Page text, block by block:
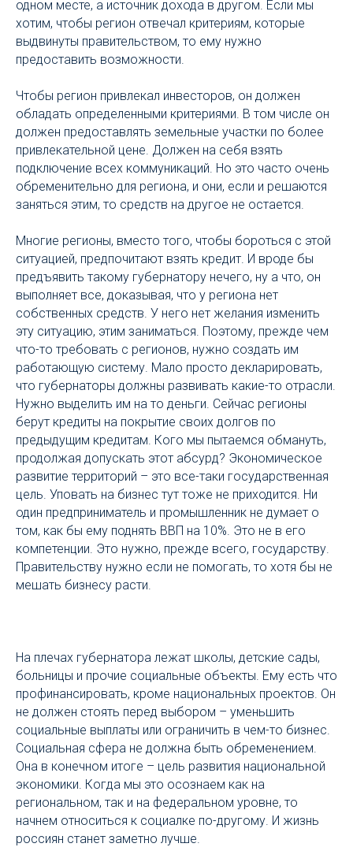
одном месте, а источник дохода в другом. Если мы
хотим, чтобы регион отвечал критериям, которые
выдвинуты правительством, то ему нужно
предоставить возможности.
Чтобы регион привлекал инвесторов, он должен
обладать определенными критериями. В том числе он
должен предоставлять земельные участки по более
привлекательной цене. Должен на себя взять
подключение всех коммуникаций. Но это часто очень
обременительно для региона, и они, если и решаются
заняться этим, то средств на другое не остается.
Многие регионы, вместо того, чтобы бороться с этой
ситуацией, предпочитают взять кредит. И вроде бы
предъявить такому губернатору нечего, ну а что, он
выполняет все, доказывая, что у региона нет
собственных средств. У него нет желания изменить
эту ситуацию, этим заниматься. Поэтому, прежде чем
что-то требовать с регионов, нужно создать им
работающую систему. Мало просто декларировать,
что губернаторы должны развивать какие-то отрасли.
Нужно выделить им на то деньги. Сейчас регионы
берут кредиты на покрытие своих долгов по
предыдущим кредитам. Кого мы пытаемся обмануть,
продолжая допускать этот абсурд? Экономическое
развитие территорий – это все-таки государственная
цель. Уповать на бизнес тут тоже не приходится. Ни
один предприниматель и промышленник не думает о
том, как бы ему поднять ВВП на 10%. Это не в его
компетенции. Это нужно, прежде всего, государству.
Правительству нужно если не помогать, то хотя бы не
мешать бизнесу расти.
На плечах губернатора лежат школы, детские сады,
больницы и прочие социальные объекты. Ему есть что
профинансировать, кроме национальных проектов. Он
не должен стоять перед выбором – уменьшить
социальные выплаты или ограничить в чем-то бизнес.
Социальная сфера не должна быть обременением.
Она в конечном итоге – цель развития национальной
экономики. Когда мы это осознаем как на
региональном, так и на федеральном уровне, то
начнем относиться к социалке по-другому. И жизнь
россиян станет заметно лучше.